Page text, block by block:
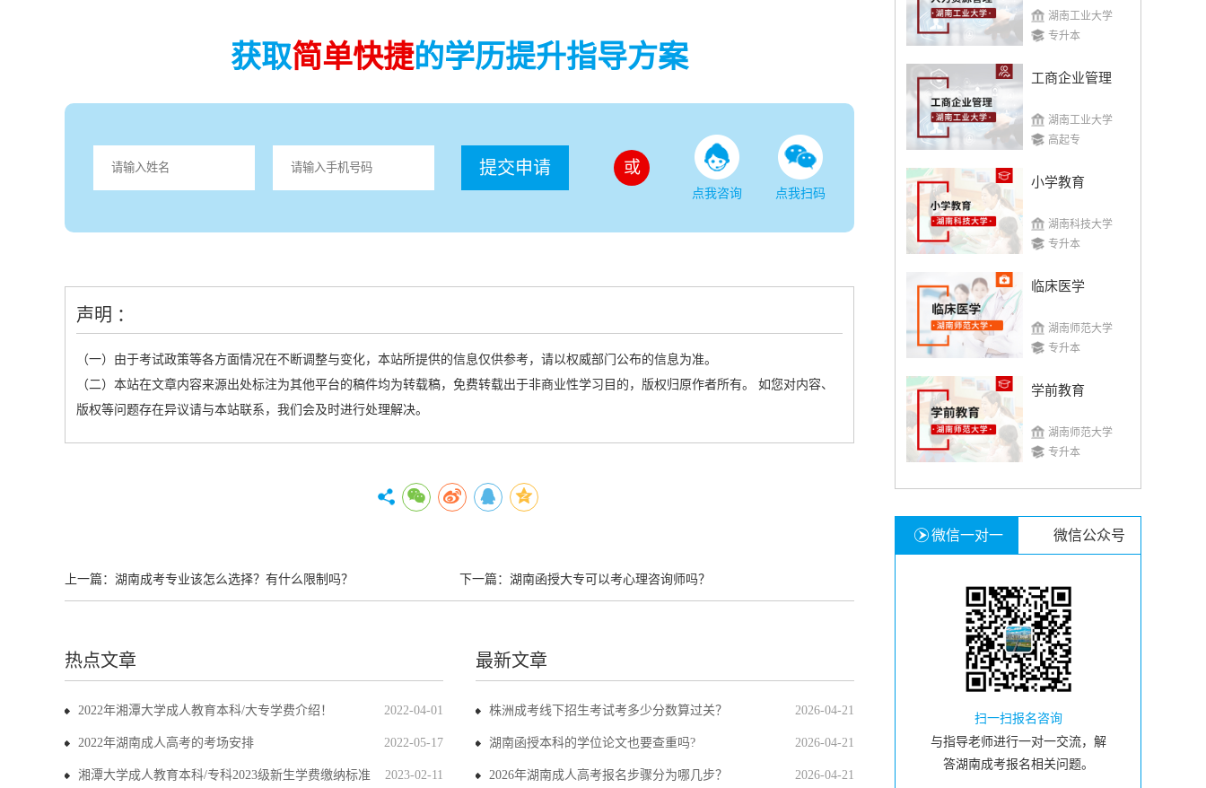
获取简单快捷的学历提升指导方案
提交申请 或
点我咨询 点我扫码
声明 ：
（一）由于考试政策等各方面情况在不断调整与变化，本站所提供的信息仅供参考，请以权威部门公布的信息为准。
（二）本站在文章内容来源出处标注为其他平台的稿件均为转载稿，免费转载出于非商业性学习目的，版权归原作者所有。 如您对内容、
版权等问题存在异议请与本站联系，我们会及时进行处理解决。
上一篇： 湖南成考专业该怎么选择？有什么限制吗？ 下一篇： 湖南函授大专可以考心理咨询师吗？
热点文章
2022-04-01
2022年湘潭大学成人教育本科/大专学费介绍！
2022-05-17
2022年湖南成人高考的考场安排
2023-02-11
湘潭大学成人教育本科/专科2023级新生学费缴纳标准
最新文章
2026-04-21
株洲成考线下招生考试考多少分数算过关？
2026-04-21
湖南函授本科的学位论文也要查重吗?
2026-04-21
2026年湖南成人高考报名步骤分为哪几步？
湖南工业大学
专升本
工商企业管理
湖南工业大学
高起专
小学教育
湖南科技大学
专升本
临床医学
湖南师范大学
专升本
学前教育
湖南师范大学
专升本
微信一对一 微信公众号
扫一扫报名咨询
与指导老师进行一对一交流，解
答湖南成考报名相关问题。